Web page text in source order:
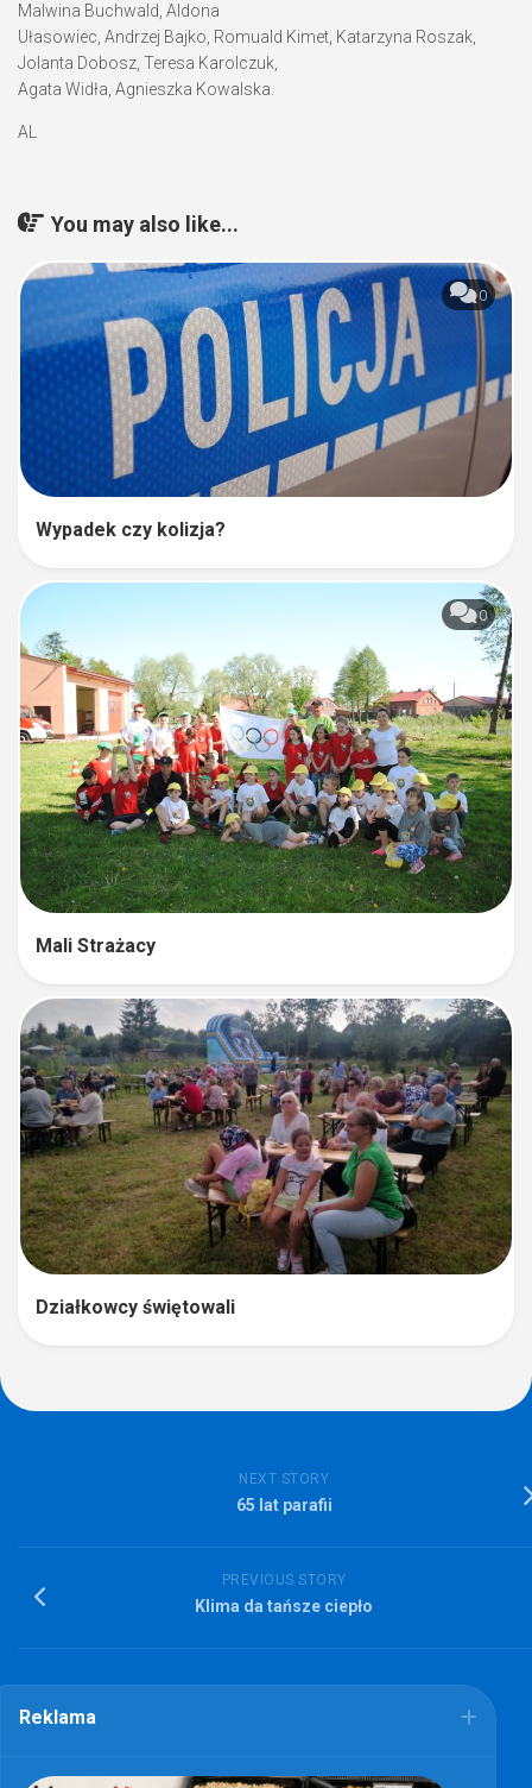
Malwina Buchwald, Aldona
Ułasowiec, Andrzej Bajko, Romuald Kimet, Katarzyna Roszak,
Jolanta Dobosz, Teresa Karolczuk,
Agata Widła, Agnieszka Kowalska.
AL
You may also like...
0
Wypadek czy kolizja?
0
Mali Strażacy
Działkowcy świętowali
NEXT STORY
65 lat parafii
PREVIOUS STORY
Klima da tańsze ciepło
Reklama